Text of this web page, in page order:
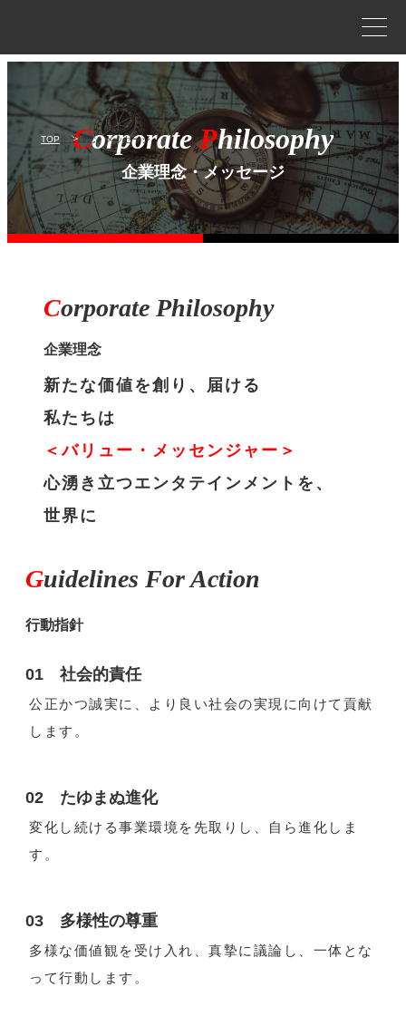
TOP 企業理念・メッセージ
CorporatePhilosophy
企業理念・メッセージ
Corporate Philosophy
企業理念
新たな価値を創り、届ける
私たちは
＜バリュー・メッセンジャー＞
心湧き立つエンタテインメントを、
世界に
Guidelines For Action
行動指針
01 社会的責任
公正かつ誠実に、より良い社会の実現に向けて貢献
します。
02 たゆまぬ進化
変化し続ける事業環境を先取りし、自ら進化しま
す。
03 多様性の尊重
多様な価値観を受け入れ、真摯に議論し、一体とな
って行動します。
事業案内
プロジェクトストーリー
企業情報
WORKS 作品
ニュース一覧
JP/EN
サイトマップ
プライバシーポリシー
電子公告